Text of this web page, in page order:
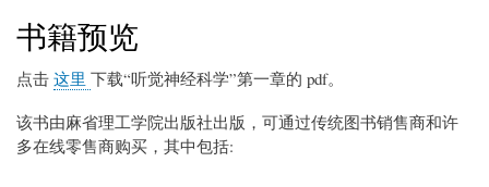
屑
书籍预览
点击 这里 下载“听觉神经科学”第一章的 pdf。
该书由麻省理工学院出版社出版，可通过传统图书销售商和许
多在线零售商购买，其中包括: